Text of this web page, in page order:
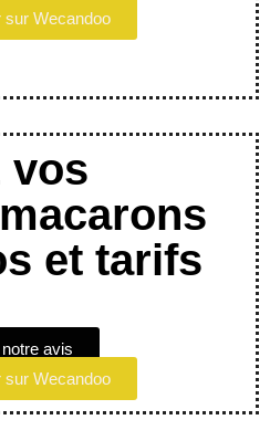
sur Wecandoo
vos
et tarifs
avis
sur Wecandoo